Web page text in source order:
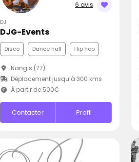
6 avis
DJ
DJG-Events
Disco Dance hall Hip hop
Nangis (77)
Déplacement jusqu’à 300 kms
À partir de 500€
Contacter Profil